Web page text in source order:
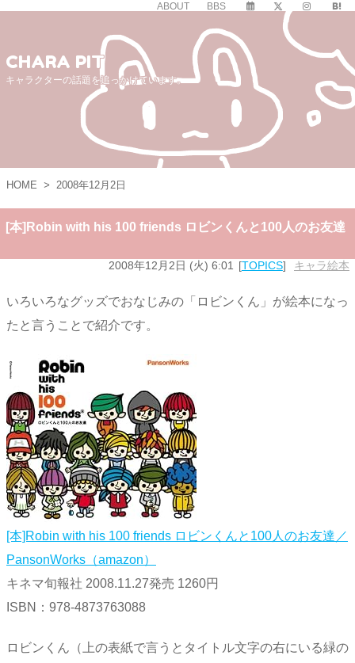
ABOUT BBS
CHARA PIT
キャラクターの話題を追っかけています。
HOME > 2008年12月2日
[本]Robin with his 100 friends ロビンくんと100人のお友達
2008年12月2日 (火) 6:01 TOPICS キャラ絵本
いろいろなグッズでおなじみの「ロビンくん」が絵本になっ
たと言うことで紹介です。
[本]Robin with his 100 friends ロビンくんと100人のお友達／
PansonWorks（amazon）
キネマ旬報社 2008.11.27発売 1260円
ISBN：978-4873763088
ロビンくん（上の表紙で言うとタイトル文字の右にいる緑の